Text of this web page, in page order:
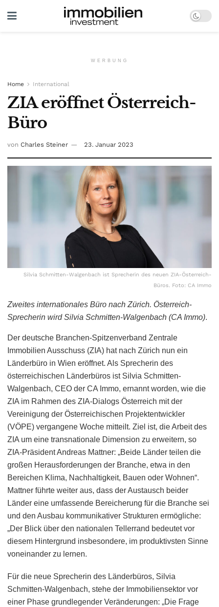
WERBUNG
Home International
ZIA eröffnet Österreich-
Büro
von Charles Steiner 23. Januar 2023
Silvia Schmitten-Walgenbach ist Sprecherin des neuen ZIA-Österreich-
Büros. Foto: CA Immo
Zweites internationales Büro nach Zürich. Österreich-
Sprecherin wird Silvia Schmitten-Walgenbach (CA Immo).
Der deutsche Branchen-Spitzenverband Zentrale
Immobilien Ausschuss (ZIA) hat nach Zürich nun ein
Länderbüro in Wien eröffnet. Als Sprecherin des
österreichischen Länderbüros ist Silvia Schmitten-
Walgenbach, CEO der CA Immo, ernannt worden, wie die
ZIA im Rahmen des ZIA-Dialogs Österreich mit der
Vereinigung der Österreichischen Projektentwickler
(VÖPE) vergangene Woche mitteilt. Ziel ist, die Arbeit des
ZIA um eine transnationale Dimension zu erweitern, so
ZIA-Präsident Andreas Mattner: „Beide Länder teilen die
großen Herausforderungen der Branche, etwa in den
Bereichen Klima, Nachhaltigkeit, Bauen oder Wohnen“.
Mattner führte weiter aus, dass der Austausch beider
Länder eine umfassende Bereicherung für die Branche sei
und den Ausbau kommunikativer Strukturen ermögliche:
„Der Blick über den nationalen Tellerrand bedeutet vor
diesem Hintergrund insbesondere, im produktivsten Sinne
voneinander zu lernen.
Für die neue Sprecherin des Länderbüros, Silvia
Schmitten-Walgenbach, stehe der Immobiliensektor vor
einer Phase grundlegender Veränderungen: „Die Frage